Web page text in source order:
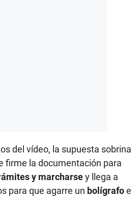
del vídeo, la supuesta sobrina
firme la documentación para
y marcharsey llega a
para que agarre un bolígrafoe